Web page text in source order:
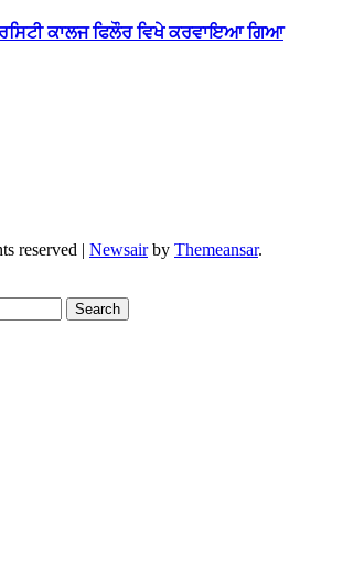
ਕਾਲਜ ਫਿਲੌਰ ਵਿਖੇ ਕਰਵਾਇਆ ਗਿਆ
reserved | Newsairby Themeansar.